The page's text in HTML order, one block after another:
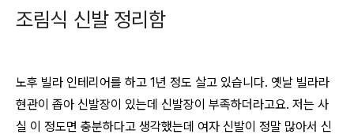
조림식 신발 정리함
노후 빌라 인테리어를 하고 1년 정도 살고 있습니다. 옛날 빌라라
현관이 좁아 신발장이 있는데 신발장이 부족하더라고요. 저는 사
실 이 정도면 충분하다고 생각했는데 여자 신발이 정말 많아서 신